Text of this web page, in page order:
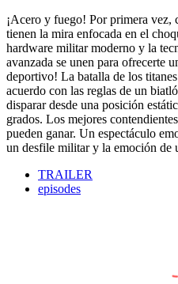
¡Acero y fuego! Por primera vez,
tienen la mira enfocada en el
hardware militar moderno y la
avanzada se unen para ofrecerte
deportivo! La batalla de los
acuerdo con las reglas de un
disparar desde una posición
grados. Los mejores
pueden ganar. Un espectáculo
un desfile militar y la emoción de
TRAILER
episodes